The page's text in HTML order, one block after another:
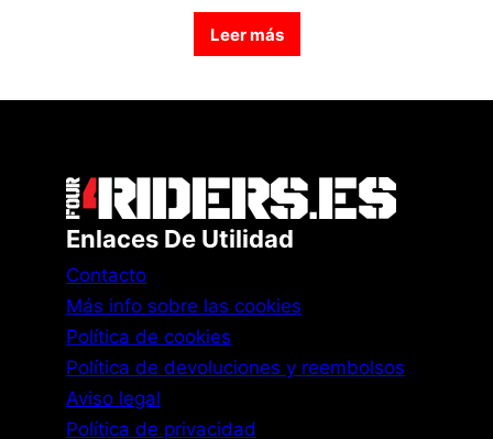
Leer más
Enlaces De Utilidad
Contacto
Más info sobre las cookies
Política de cookies
Política de devoluciones y reembolsos
Aviso legal
Política de privacidad